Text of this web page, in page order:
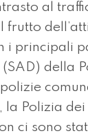
al
frutto
i principali
della
la Polizia
ci sono